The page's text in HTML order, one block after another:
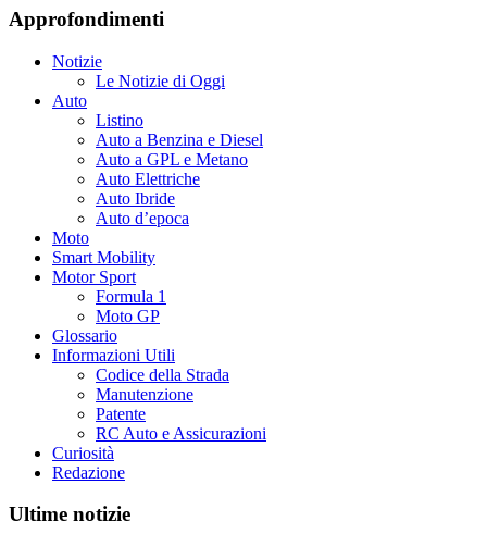
Approfondimenti
Notizie
Le Notizie di Oggi
Auto
Listino
Auto a Benzina e Diesel
Auto a GPL e Metano
Auto Elettriche
Auto Ibride
Auto d’epoca
Moto
Smart Mobility
Motor Sport
Formula 1
Moto GP
Glossario
Informazioni Utili
Codice della Strada
Manutenzione
Patente
RC Auto e Assicurazioni
Curiosità
Redazione
Ultime notizie